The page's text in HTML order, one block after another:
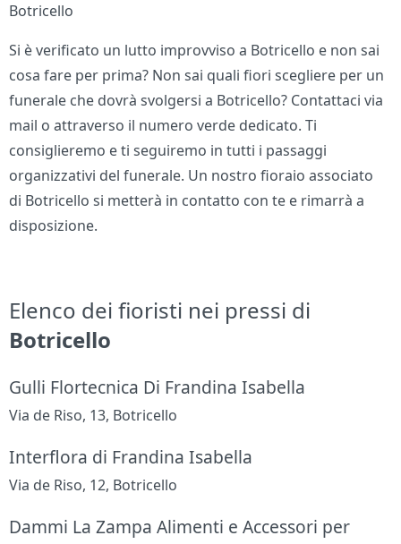
Botricello
Si è verificato un lutto improvviso a Botricello e non sai
cosa fare per prima? Non sai quali fiori scegliere per un
funerale che dovrà svolgersi a Botricello? Contattaci via
mail o attraverso il numero verde dedicato. Ti
consiglieremo e ti seguiremo in tutti i passaggi
organizzativi del funerale. Un nostro fioraio associato
di Botricello si metterà in contatto con te e rimarrà a
disposizione.
Elenco dei fioristi nei pressi di
Botricello
Gulli Flortecnica Di Frandina Isabella
Via de Riso, 13, Botricello
Interflora di Frandina Isabella
Via de Riso, 12, Botricello
Dammi La Zampa Alimenti e Accessori per